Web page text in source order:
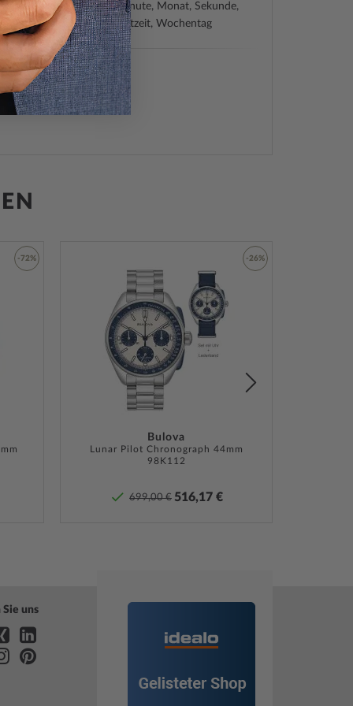
Datum, Funkuhr, Minute, Monat, Sekunde,
Stunde, Timer, Weltzeit, Wochentag
Schwarz
verschraubt
LEDs
Box, Garantie Dok., Umkarton
Herstellergarantie! Die genaue
und die Adresse des Garantiegebers
-72%
Bulova
Lunar Pilot Chronograph 44mm
98K112
699,00 € 516,17 €
-26%
Sie uns